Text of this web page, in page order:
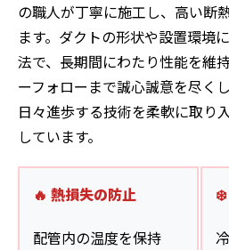
の職人が丁寧に施工し、高い断
ます。ダクトの形状や設置環境
法で、長期間にわたり性能を維
ーフォローまで誠心誠意を尽く
日々進歩する技術を柔軟に取り
しています。
🔥 熱損失の防止
配管内の温度を保持
❄️